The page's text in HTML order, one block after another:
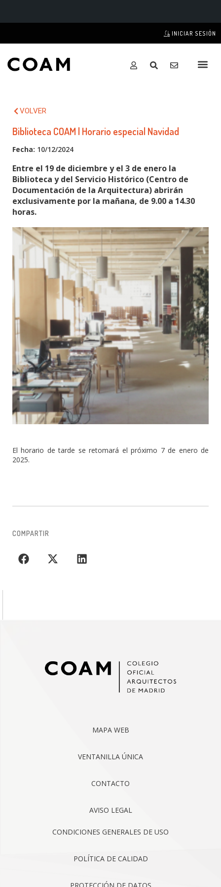
INICIAR SESIÓN
VOLVER
Biblioteca COAM | Horario especial Navidad
Fecha: 10/12/2024
Entre el 19 de diciembre y el 3 de enero la
Biblioteca y del Servicio Histórico (Centro de
Documentación de la Arquitectura) abrirán
exclusivamente por la mañana, de 9.00 a 14.30
horas.
El horario de tarde se retomará el próximo 7 de enero de
2025.
COMPARTIR
MAPA WEB
VENTANILLA ÚNICA
CONTACTO
AVISO LEGAL
CONDICIONES GENERALES DE USO
POLÍTICA DE CALIDAD